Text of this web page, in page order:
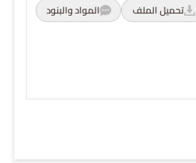
تحميل الملف المواد والبنود